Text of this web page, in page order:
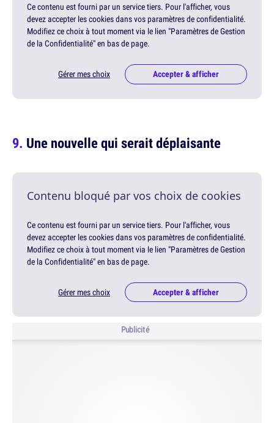
Ce contenu est fourni par un service tiers. Pour l'afficher, vous
devez accepter les cookies dans vos paramètres de confidentialité.
Modifiez ce choix à tout moment via le lien "Paramètres de Gestion
de la Confidentialité" en bas de page.
Gérer mes choix Accepter & afficher
Une nouvelle qui serait déplaisante
Contenu bloqué par vos choix de cookies
Ce contenu est fourni par un service tiers. Pour l'afficher, vous
devez accepter les cookies dans vos paramètres de confidentialité.
Modifiez ce choix à tout moment via le lien "Paramètres de Gestion
de la Confidentialité" en bas de page.
Gérer mes choix Accepter & afficher
Publicité